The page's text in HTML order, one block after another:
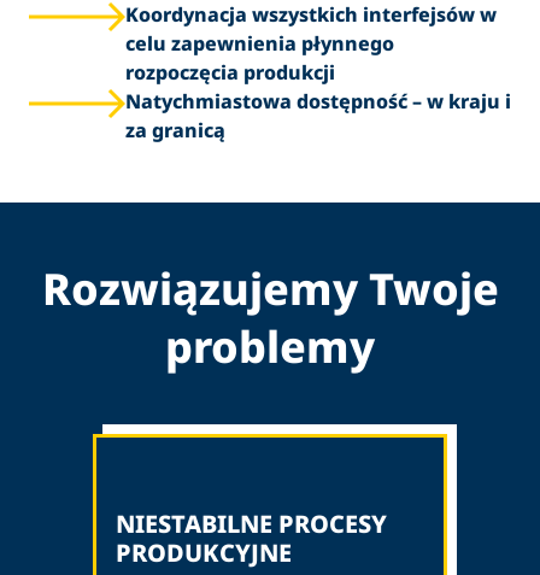
Koordynacja wszystkich interfejsów w
celu zapewnienia płynnego
rozpoczęcia produkcji
Natychmiastowa dostępność – w kraju i
za granicą
Rozwiązujemy Twoje
problemy
NIESTABILNE PROCESY
PRODUKCYJNE